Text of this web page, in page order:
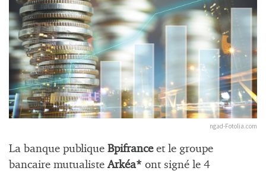
ngad-Fotolia.com
La banque publique Bpifranceet le groupe
bancaire mutualiste Arkéa* ont signé le 4